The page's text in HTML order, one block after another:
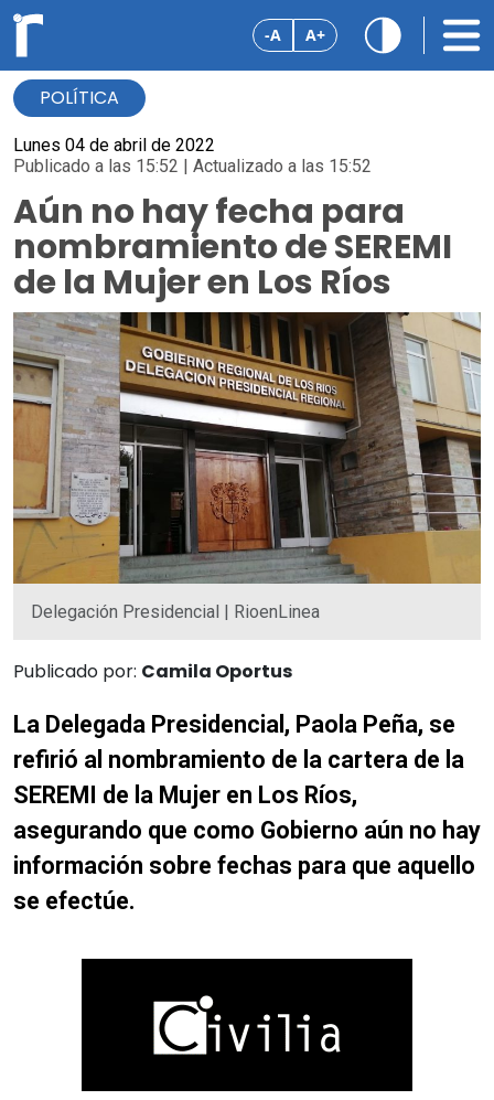
-A A+
POLÍTICA
Lunes 04 de abril de 2022
Publicado a las 15:52 | Actualizado a las 15:52
Aún no hay fecha para
nombramiento de SEREMI
de la Mujer en Los Ríos
Delegación Presidencial | RioenLinea
Publicado por: Camila Oportus
La Delegada Presidencial, Paola Peña, se
refirió al nombramiento de la cartera de la
SEREMI de la Mujer en Los Ríos,
asegurando que como Gobierno aún no hay
información sobre fechas para que aquello
se efectúe.